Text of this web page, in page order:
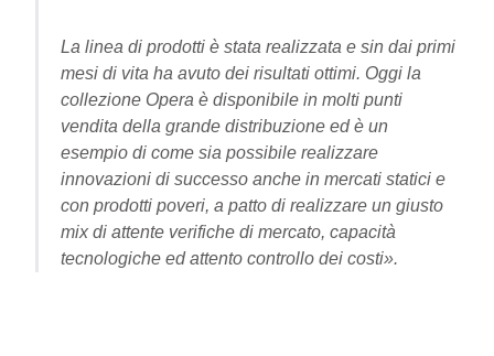
La linea di prodotti è stata realizzata e sin dai primi
mesi di vita ha avuto dei risultati ottimi. Oggi la
collezione Opera è disponibile in molti punti
vendita della grande distribuzione ed è un
esempio di come sia possibile realizzare
innovazioni di successo anche in mercati statici e
con prodotti poveri, a patto di realizzare un giusto
mix di attente verifiche di mercato, capacità
tecnologiche ed attento controllo dei costi».